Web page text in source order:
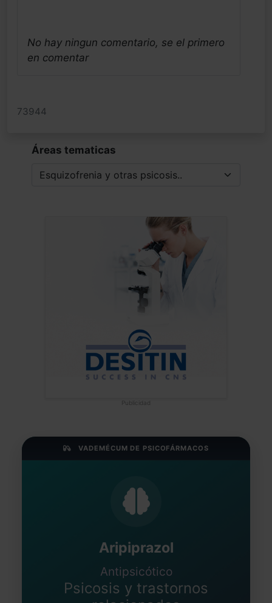
No hay ningun comentario, se el primero
en comentar
73944
Áreas tematicas
Publicidad
VADEMÉCUM DE PSICOFÁRMACOS
Aripiprazol
Antipsicótico
Psicosis y trastornos